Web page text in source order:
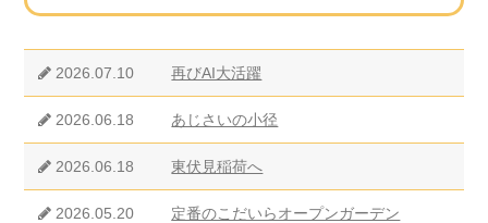
2026.07.10 再びAI大活躍
2026.06.18 あじさいの小径
2026.06.18 東伏見稲荷へ
2026.05.20 定番のこだいらオープンガーデン